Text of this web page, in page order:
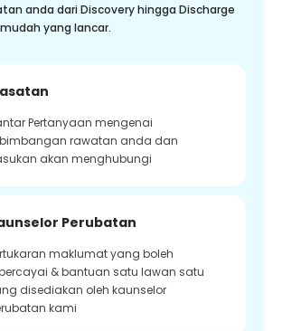
anda dari Discovery hingga Discharge
yang lancar.
Pertanyaan mengenai
rawatan anda dan
akan menghubungi
Perubatan
maklumat yang boleh
& bantuan satu lawan satu
disediakan oleh kaunselor
kami